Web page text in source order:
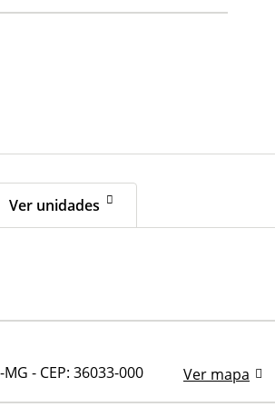
Ver unidades
MG - CEP: 36033-000 Ver mapa